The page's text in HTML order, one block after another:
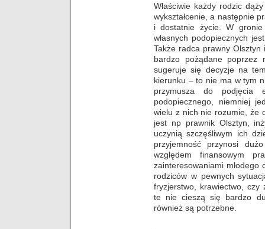
Właściwie każdy rodzic
wykształcenie, a następnie
i dostatnie życie. W
własnych podopiecznych
Także radca prawny
bardzo pożądane poprzez
sugeruje się decyzje na
kierunku – to nie ma w tym
przymusza do podjęcia
podopiecznego, niemniej
wielu z nich nie rozumie, że
jest np prawnik Olsztyn,
uczynią szczęśliwym ich
przyjemność przynosi
względem finansowym
zainteresowaniami młodego
rodziców w pewnych
fryzjerstwo, krawiectwo,
te nie cieszą się bardzo
również są potrzebne.